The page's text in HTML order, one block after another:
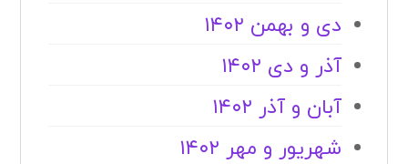
دی و بهمن ۱۴۰۲
آذر و دی ۱۴۰۲
آبان و آذر ۱۴۰۲
شهریور و مهر ۱۴۰۲